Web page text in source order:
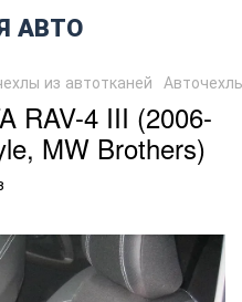
АВТО
из автотканей
RAV-4 III (2006-
MW Brothers)